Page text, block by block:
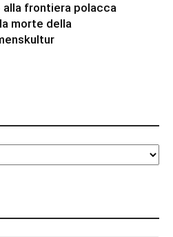
alla frontiera polacca
morte della